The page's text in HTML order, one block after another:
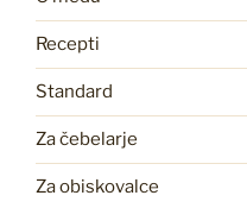
Recepti
Standard
Za čebelarje
Za obiskovalce